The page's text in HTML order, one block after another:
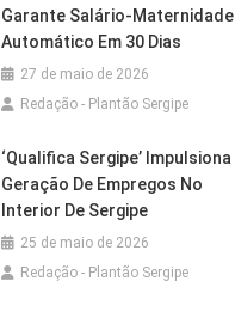
Garante Salário-Maternidade
Automático Em 30 Dias
27 de maio de 2026
Redação - Plantão Sergipe
‘Qualifica Sergipe’ Impulsiona
Geração De Empregos No
Interior De Sergipe
25 de maio de 2026
Redação - Plantão Sergipe